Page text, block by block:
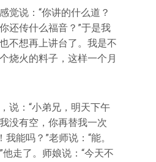
觉说：“你讲的什么道？
还传什么福音？”于是我
不想再上讲台了。我是不
烧火的料子，这样一个月
说：“小弟兄，明天下午
没有空，你再替我一次
我能吗？”老师说：“能。
走了。师娘说：“今天不